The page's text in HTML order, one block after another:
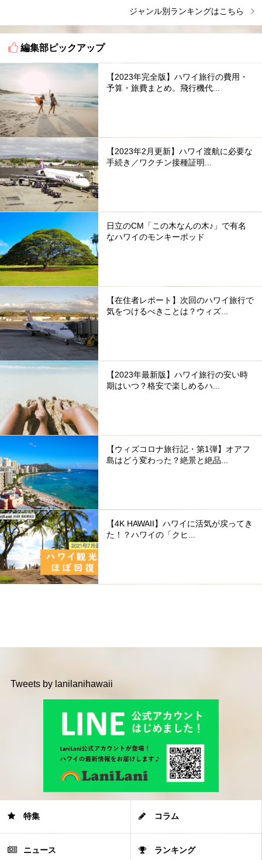
ジャンル別ランキングはこちら
編集部ピックアップ
【2023年完全版】ハワイ旅行の費用・
予算・旅費まとめ。飛行機代...
【2023年2月更新】ハワイ渡航に必要な
手続き／ワクチン接種証明...
日立のCM「この木なんの木♪」で有名
なハワイのモンキーポッド
【在住者レポート】次回のハワイ旅行で
気をつけるべきことは？ウィズ...
【2023年最新版】ハワイ旅行の安い時
期はいつ？格安で楽しめるハ...
【ウィズコロナ旅行記・第1弾】オアフ
島はどう変わった？絶景と絶品...
【4K HAWAII】ハワイに活気が戻ってき
た！？ハワイの「クヒ...
Tweets by lanilanihawaii
特集 コラム
ニュース ランキング